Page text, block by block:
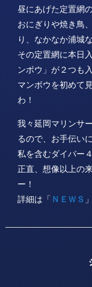
昼にあげた定置網
おにぎりや焼き鳥
り、なかなか浦城
その定置網に本日
ンボウ」が２つも
マンボウを初めて
わ！
我々延岡マリンサ
るので、お手伝い
私を含むダイバー
正直、想像以上の
ー！
詳細は「 ＮＥＷＳ